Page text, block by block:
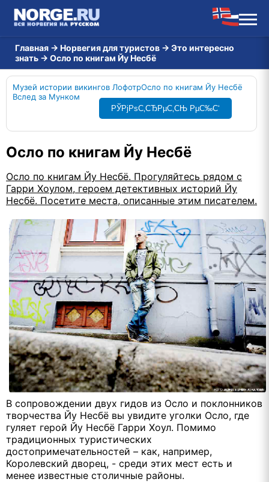
Главная → Норвегия для туристов → Это интересно
знать → Осло по книгам Йу Несбё
Музей истории викингов ЛофотрОсло по книгам Йу Несбё
Вслед за Мунком
РЎРјРѕС‚СЂРµС‚СЊ РµС‰С‘
Осло по книгам Йу Несбё
Осло по книгам Йу Несбё. Прогуляйтесь рядом с
Гарри Хоулом, героем детективных историй Йу
Несбё. Посетите места, описанные этим писателем.
В сопровождении двух гидов из Осло и поклонников
творчества Йу Несбё вы увидите уголки Осло, где
гуляет герой Йу Несбё Гарри Хоул. Помимо
традиционных туристических
достопримечательностей – как, например,
Королевский дворец, - среди этих мест есть и
менее известные столичные районы.